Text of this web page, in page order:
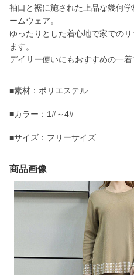
袖口と裾に施された上品な幾何
ームウェア。
ゆったりとした着心地で家での
ます。
デイリー使いにもおすすめの一着
■素材：ポリエステル
■カラー：1#～4#
■サイズ：フリーサイズ
商品画像